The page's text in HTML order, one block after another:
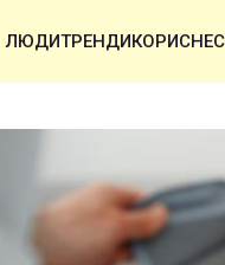
ЛЮДИТРЕНДИКОРИСНЕ